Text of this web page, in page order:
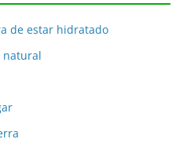
de estar hidratado
natural